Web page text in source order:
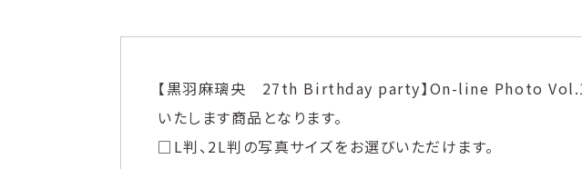
【黒羽麻璃央 27th Birthday party】On-line Photo Vol.1-4
いたします商品となります。
□L判、2L判の写真サイズをお選びいただけます。